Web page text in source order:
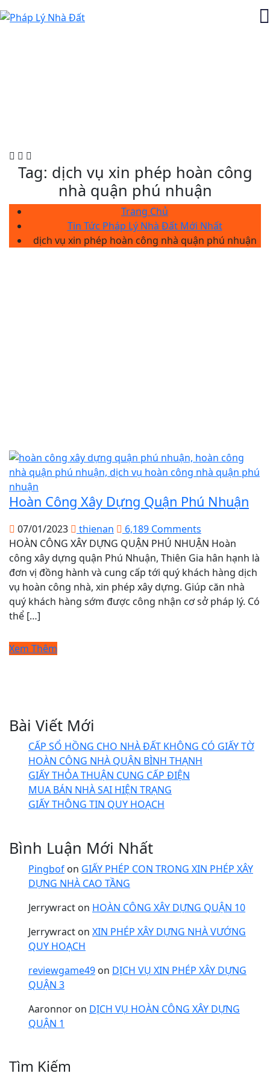
Tag: dịch vụ xin phép hoàn công
nhà quận phú nhuận
Trang Chủ
Tin Tức Pháp Lý Nhà Đất Mới Nhất
dịch vụ xin phép hoàn công nhà quận phú nhuận
Hoàn Công Xây Dựng Quận Phú Nhuận
07/01/2023 thienan
6,189 Comments
HOÀN CÔNG XÂY DỰNG QUẬN PHÚ NHUẬN Hoàn
công xây dựng quận Phú Nhuận, Thiên Gia hân hạnh là
đơn vị đồng hành và cung cấp tới quý khách hàng dịch
vụ hoàn công nhà, xin phép xây dựng. Giúp căn nhà
quý khách hàng sớm được công nhận cơ sở pháp lý. Có
thể […]
Xem Thêm
Bài Viết Mới
CẤP SỔ HỒNG CHO NHÀ ĐẤT KHÔNG CÓ GIẤY TỜ
HOÀN CÔNG NHÀ QUẬN BÌNH THẠNH
GIẤY THỎA THUẬN CUNG CẤP ĐIỆN
MUA BÁN NHÀ SAI HIỆN TRẠNG
GIẤY THÔNG TIN QUY HOẠCH
Bình Luận Mới Nhất
Pingbof on GIẤY PHÉP CON TRONG XIN PHÉP XÂY
DỰNG NHÀ CAO TẦNG
Jerrywract on HOÀN CÔNG XÂY DỰNG QUẬN 10
Jerrywract on XIN PHÉP XÂY DỰNG NHÀ VƯỚNG
QUY HOẠCH
reviewgame49 on DỊCH VỤ XIN PHÉP XÂY DỰNG
QUẬN 3
Aaronnor on DỊCH VỤ HOÀN CÔNG XÂY DỰNG
QUẬN 1
Tìm Kiếm